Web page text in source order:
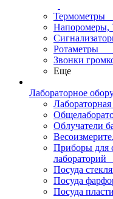
Термометры
Напоромеры,
Ротаметры
Звонки
Еще
Лабораторное
Облучатели
Приборы для
лабораторий
Посуда
Посуда
Посуда